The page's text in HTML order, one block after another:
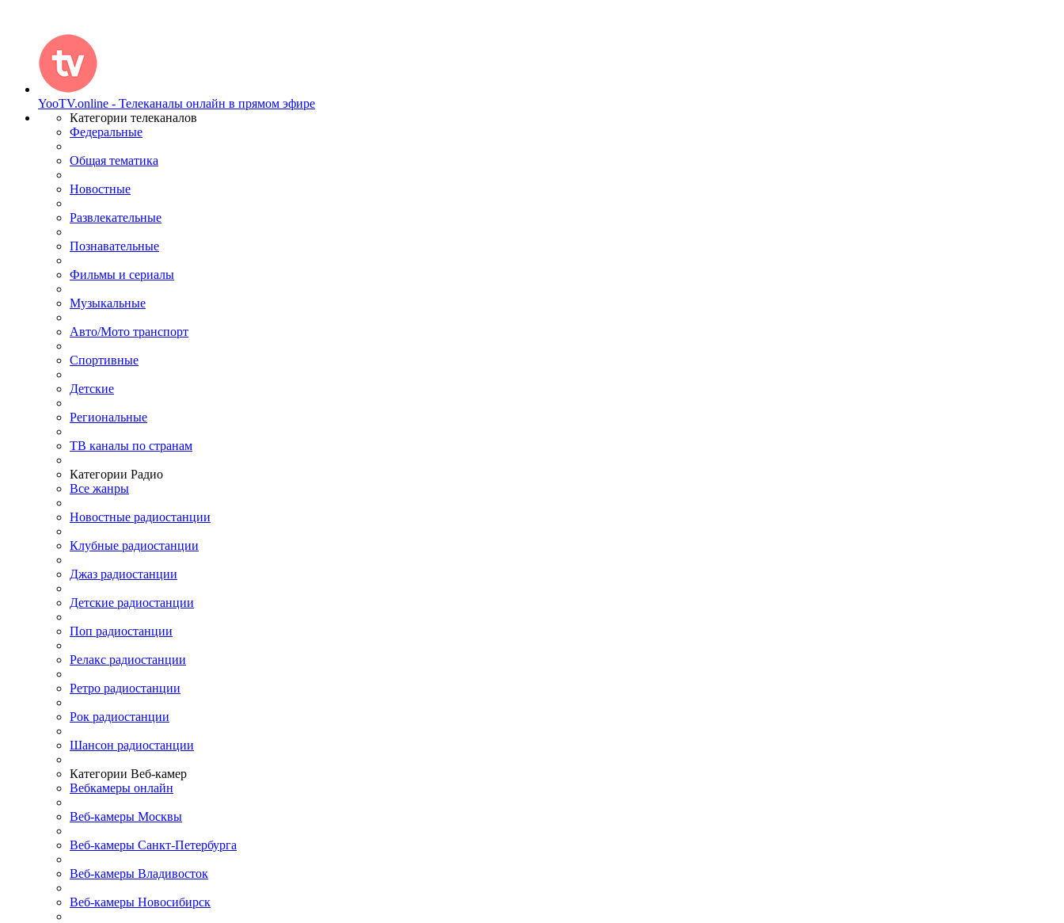
YooTV.online - Телеканалы онлайн в прямом эфире
Категории телеканалов
Федеральные
Общая тематика
Новостные
Развлекательные
Познавательные
Фильмы и сериалы
Музыкальные
Авто/Мото транспорт
Спортивные
Детские
Региональные
ТВ каналы по странам
Категории Радио
Все жанры
Новостные радиостанции
Клубные радиостанции
Джаз радиостанции
Детские радиостанции
Поп радиостанции
Релакс радиостанции
Ретро радиостанции
Рок радиостанции
Шансон радиостанции
Категории Веб-камер
Вебкамеры онлайн
Веб-камеры Москвы
Веб-камеры Санкт-Петербурга
Веб-камеры Владивосток
Веб-камеры Новосибирск